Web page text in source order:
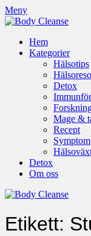
Meny
Hem
Kategorier
Hälsotips
Detox
Mage &
Recept
Symptom
Detox
Om oss
Etikett: